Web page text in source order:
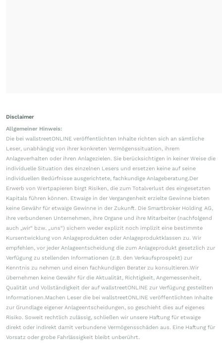
Disclaimer
Allgemeiner Hinweis:
Die bei wallstreetONLINE veröffentlichten Inhalte richten sich an sämtliche
Leser, unabhängig von ihrer konkreten Vermögenssituation, ihrem
Anlageverhalten oder ihren Anlagezielen. Sie berücksichtigen in keiner Weise die
individuelle Situation des einzelnen Lesers und ersetzen keine auf seine
individuellen Bedürfnisse ausgerichtete, fachkundige Anlageberatung.Der
Erwerb von Wertpapieren birgt Risiken, die zum Totalverlust des eingesetzten
Kapitals führen können. Etwaige in der Vergangenheit erzielte Gewinne bieten
keine Gewähr für etwaige Gewinne in der Zukunft. Die Smartbroker Holding AG,
ihre verbundenen Unternehmen, ihre Organe und ihre Mitarbeiter (nachfolgend
auch „wir“ bzw. „uns“) sichern weder explizit noch implizit eine bestimmte
Kursentwicklung von Anlageprodukten oder Anlageproduktklassen zu. Wir
empfehlen, vor jeder Anlageentscheidung die zum Anlageprodukt gesetzlich zur
Verfügung zu stellenden Informationen (z.B. den Verkaufsprospekt) zur
Kenntnis zu nehmen und einen fachkundigen Berater zu konsultieren.Wir
übernehmen keine Gewähr für die Aktualität, Richtigkeit, Angemessenheit,
Qualität und Vollständigkeit der auf wallstreetONLINE zur Verfügung gestellten
Informationen.Machen Leser die bei wallstreetONLINE veröffentlichten Inhalte
zur Grundlage eigener Anlageentscheidungen, so geschieht dies auf eigenes
Risiko. Soweit rechtlich zulässig, schließen wir unsere Haftung für etwaige
direkt oder indirekt damit verbundene Vermögensschäden aus. Eine Haftung für
Vorsatz oder grobe Fahrlässigkeit bleibt unberührt.